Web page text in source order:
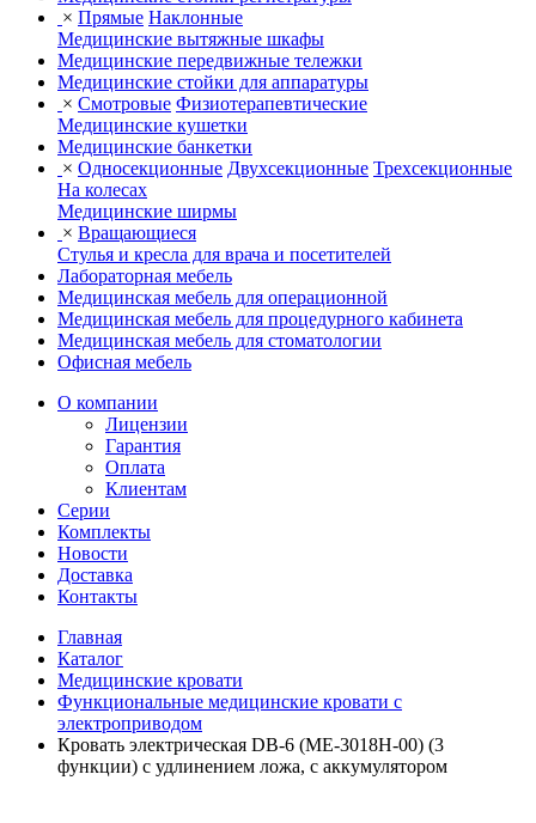
× Прямые Наклонные
Медицинские вытяжные шкафы
Медицинские передвижные тележки
Медицинские стойки для аппаратуры
× Смотровые Физиотерапевтические
Медицинские кушетки
Медицинские банкетки
× Односекционные Двухсекционные Трехсекционные
На колесах
Медицинские ширмы
× Вращающиеся
Стулья и кресла для врача и посетителей
Лабораторная мебель
Медицинская мебель для операционной
Медицинская мебель для процедурного кабинета
Медицинская мебель для стоматологии
Офисная мебель
О компании
Лицензии
Гарантия
Оплата
Клиентам
Серии
Комплекты
Новости
Доставка
Контакты
Главная
Каталог
Медицинские кровати
Функциональные медицинские кровати с
электроприводом
Кровать электрическая DB-6 (MЕ-3018Н-00) (3
функции) с удлинением ложа, с аккумулятором